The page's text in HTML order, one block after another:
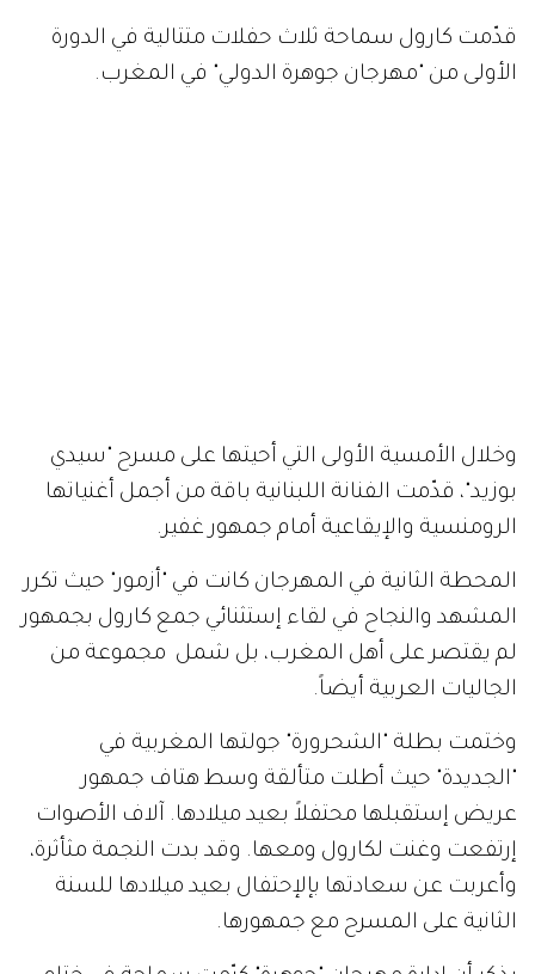
قدّمت كارول سماحة ثلاث حفلات متتالية في الدورة
الأولى من "مهرجان جوهرة الدولي" في المغرب.
وخلال الأمسية الأولى التي أحيتها على مسرح "سيدي
بوزيد"، قدّمت الفنانة اللبنانية باقة من أجمل أغنياتها
الرومنسية والإيقاعية أمام جمهور غفير.
المحطة الثانية في المهرجان كانت في "أزمور" حيث تكرر
المشهد والنجاح في لقاء إستثنائي جمع كارول بجمهور
لم يقتصر على أهل المغرب، بل شمل مجموعة من
الجاليات العربية أيضاً.
وختمت بطلة "الشحرورة" جولتها المغربية في
"الجديدة" حيث أطلت متألقة وسط هتاف جمهور
عريض إستقبلها محتفلاً بعيد ميلادها. آلاف الأصوات
إرتفعت وغنت لكارول ومعها. وقد بدت النجمة مثأثرة،
وأعربت عن سعادتها بإلإحتفال بعيد ميلادها للسنة
الثانية على المسرح مع جمهورها.